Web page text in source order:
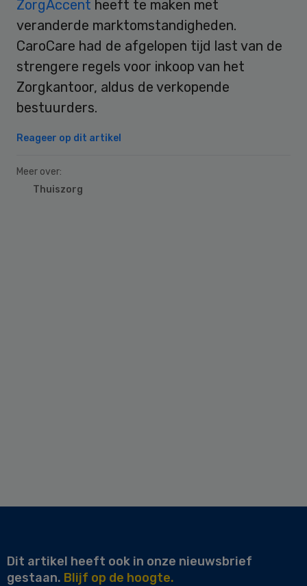
ZorgAccent heeft te maken met
veranderde marktomstandigheden.
CaroCare had de afgelopen tijd last van de
strengere regels voor inkoop van het
Zorgkantoor, aldus de verkopende
bestuurders.
Reageer op dit artikel
Meer over:
Thuiszorg
Dit artikel heeft ook in onze nieuwsbrief
gestaan. Blijf op de hoogte.